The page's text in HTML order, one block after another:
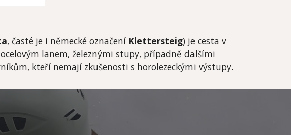
, časté je i německé označení Klettersteig) je cesta v
lanem, železnými stupy, případně dalšími
kteří nemají zkušenosti s horolezeckými výstupy.